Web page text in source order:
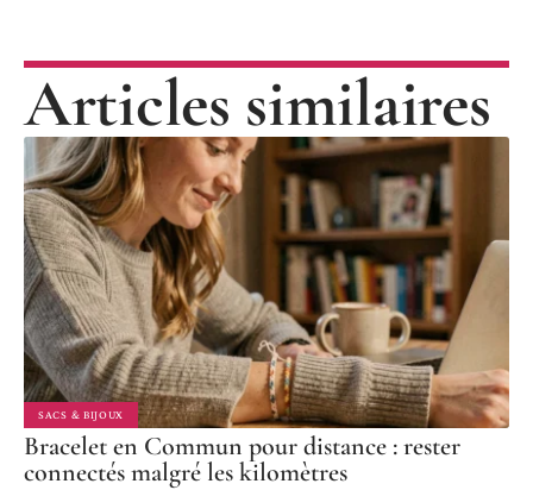
Articles similaires
SACS & BIJOUX
Bracelet en Commun pour distance : rester
connectés malgré les kilomètres